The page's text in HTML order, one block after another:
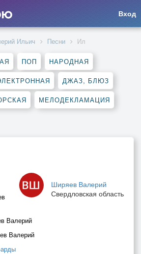
Вход
Ильич Песни Ил
ПОП НАРОДНАЯ
ДЖАЗ, БЛЮЗ
МЕЛОДЕКЛАМАЦИЯ
Ширяев Валерий
Свердловская область
Валерий
Валерий